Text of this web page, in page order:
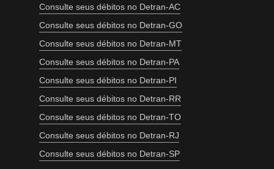
Consulte seus débitos no Detran-AC
Consulte seus débitos no Detran-GO
Consulte seus débitos no Detran-MT
Consulte seus débitos no Detran-PA
Consulte seus débitos no Detran-PI
Consulte seus débitos no Detran-RR
Consulte seus débitos no Detran-TO
Consulte seus débitos no Detran-RJ
Consulte seus débitos no Detran-SP